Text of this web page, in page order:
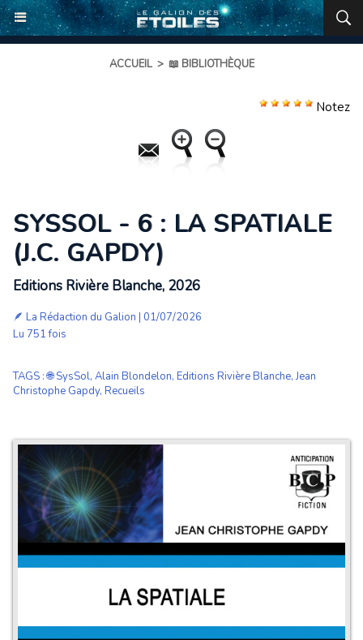
ACCUEIL > 📖 BIBLIOTHÈQUE
Notez
SYSSOL - 6 : LA SPATIALE
(J.C. GAPDY)
Editions Rivière Blanche, 2026
🪶 La Rédaction du Galion | 01/07/2026
Lu 751 fois
TAGS :🌐 SysSol, Alain Blondelon, Editions Rivière Blanche,Jean
Christophe Gapdy, Recueils